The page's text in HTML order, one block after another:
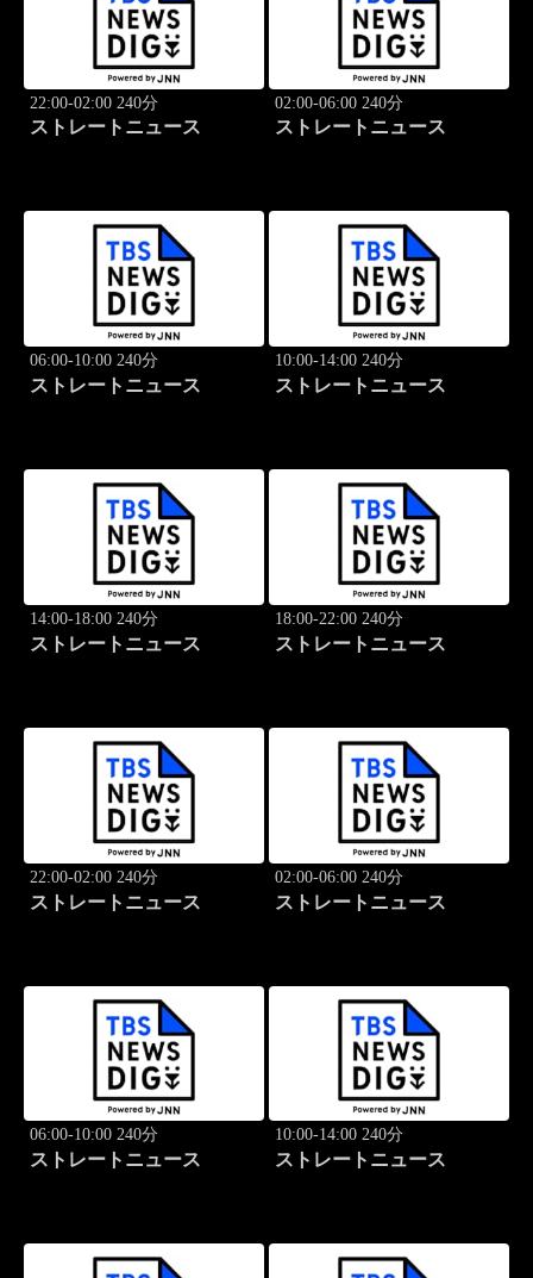
22:00-02:00 240分
ストレートニュース
02:00-06:00 240分
ストレートニュース
06:00-10:00 240分
ストレートニュース
10:00-14:00 240分
ストレートニュース
14:00-18:00 240分
ストレートニュース
18:00-22:00 240分
ストレートニュース
22:00-02:00 240分
ストレートニュース
02:00-06:00 240分
ストレートニュース
06:00-10:00 240分
ストレートニュース
10:00-14:00 240分
ストレートニュース